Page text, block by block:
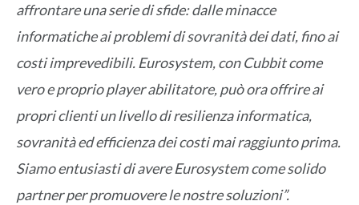
affrontare una serie di sfide: dalle minacce
informatiche ai problemi di sovranità dei dati, fino ai
costi imprevedibili. Eurosystem, con Cubbit come
vero e proprio player abilitatore, può ora offrire ai
propri clienti un livello di resilienza informatica,
sovranità ed efficienza dei costi mai raggiunto prima.
Siamo entusiasti di avere Eurosystem come solido
partner per promuovere le nostre soluzioni”.